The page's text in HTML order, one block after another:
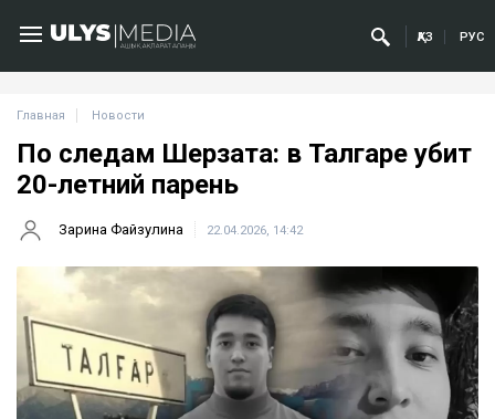
ҚАЗ РУС
Главная Новости
По следам Шерзата: в Талгаре убит
20-летний парень
Зарина Файзулина 22.04.2026, 14:42